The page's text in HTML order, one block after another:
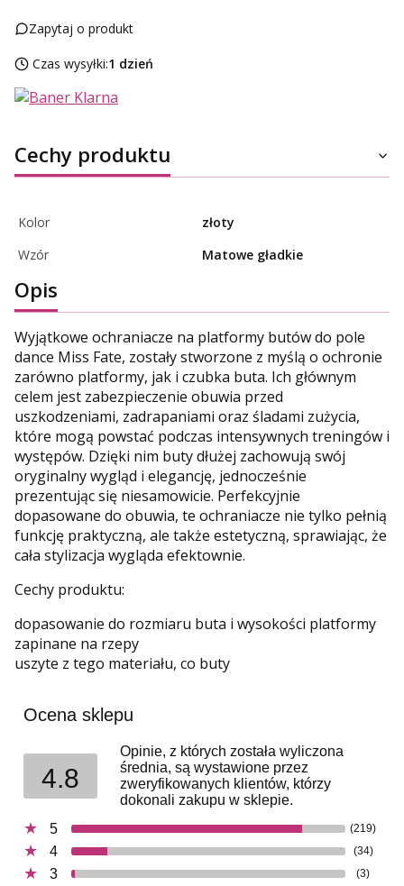
Zapytaj o produkt
Czas wysyłki:1 dzień
Cechy produktu
Kolor
złoty
Wzór
Matowe gładkie
Opis
Wyjątkowe ochraniacze na platformy butów do pole
dance Miss Fate, zostały stworzone z myślą o ochronie
zarówno platformy, jak i czubka buta. Ich głównym
celem jest zabezpieczenie obuwia przed
uszkodzeniami, zadrapaniami oraz śladami zużycia,
które mogą powstać podczas intensywnych treningów i
występów. Dzięki nim buty dłużej zachowują swój
oryginalny wygląd i elegancję, jednocześnie
prezentując się niesamowicie. Perfekcyjnie
dopasowane do obuwia, te ochraniacze nie tylko pełnią
funkcję praktyczną, ale także estetyczną, sprawiając, że
cała stylizacja wygląda efektownie.
Cechy produktu:
dopasowanie do rozmiaru buta i wysokości platformy
zapinane na rzepy
uszyte z tego materiału, co buty
Ocena sklepu
4.8
Opinie, z których została wyliczona
średnia, są wystawione przez
zweryfikowanych klientów, którzy
dokonali zakupu w sklepie.
5
(219)
4 (34)
3 (3)